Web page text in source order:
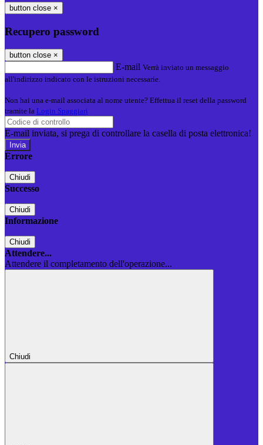
button close ×
Recupero password
button close ×
E-mail Verrà inviato un messaggio
all'indirizzo indicato con le istruzioni necessarie.
Non hai una e-mail associata al nome utente? Effettua il reset della password
tramite la Login Spaggiari
E-mail inviata, si prega di controllare la casella di posta elettronica!
Errore
Chiudi
Successo
Chiudi
Informazione
Chiudi
Attendere...
Attendere il completamento dell'operazione...
Chiudi